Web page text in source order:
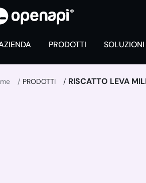
PRODOTTI SOLUZIONI
PRODOTTI RISCATTO LEVA